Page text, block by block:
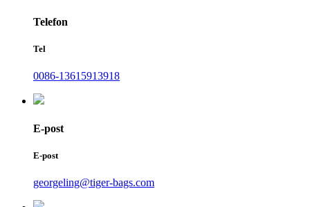
Telefon
Tel
0086-13615913918
E-post
E-post
georgeling@tiger-bags.com